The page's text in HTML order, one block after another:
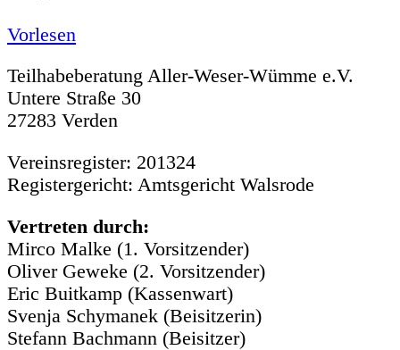
Vorlesen
Teilhabeberatung Aller-Weser-Wümme e.V.
Untere Straße 30
27283 Verden
Vereinsregister: 201324
Registergericht: Amtsgericht Walsrode
Vertreten durch:
Mirco Malke (1. Vorsitzender)
Oliver Geweke (2. Vorsitzender)
Eric Buitkamp (Kassenwart)
Svenja Schymanek (Beisitzerin)
Stefann Bachmann (Beisitzer)